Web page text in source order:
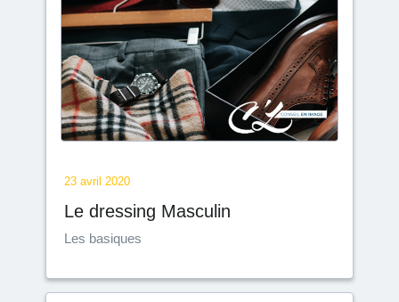
23 avril 2020
Le dressing Masculin
Les basiques